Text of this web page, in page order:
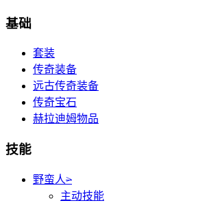
基础
套装
传奇装备
远古传奇装备
传奇宝石
赫拉迪姆物品
技能
野蛮人>
主动技能